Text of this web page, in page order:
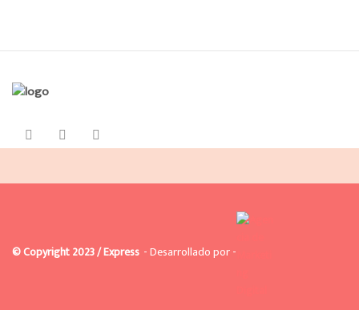
© Copyright 2023 / Express - Desarrollado por -